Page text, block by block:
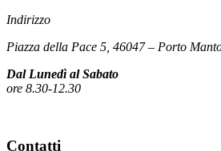
Indirizzo
Piazza della Pace 5, 46047 – Porto
Dal Lunedì al Sabato
ore 8.30-12.30
Contatti